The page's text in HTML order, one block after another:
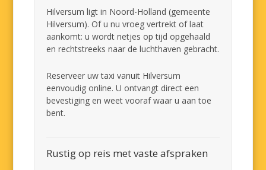
Hilversum ligt in Noord-Holland (gemeente
Hilversum). Of u nu vroeg vertrekt of laat
aankomt: u wordt netjes op tijd opgehaald
en rechtstreeks naar de luchthaven gebracht.
Reserveer uw taxi vanuit Hilversum
eenvoudig online. U ontvangt direct een
bevestiging en weet vooraf waar u aan toe
bent.
Rustig op reis met vaste afspraken